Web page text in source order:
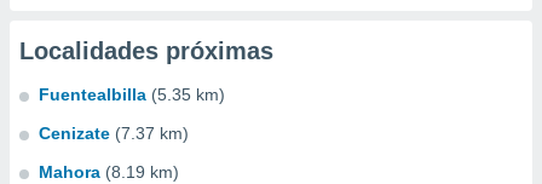
Localidades próximas
Fuentealbilla (5.35 km)
Cenizate (7.37 km)
Mahora (8.19 km)